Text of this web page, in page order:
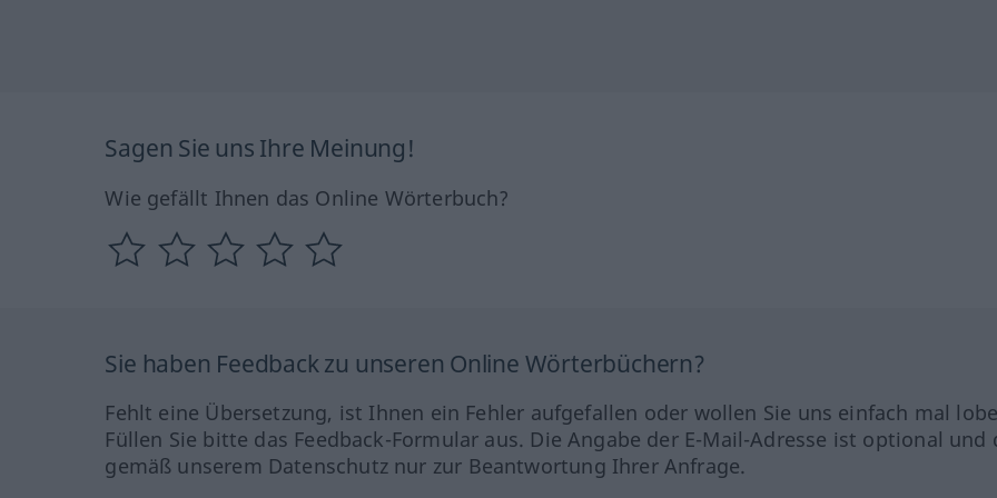
Sagen Sie uns Ihre Meinung!
Wie gefällt Ihnen das Online Wörterbuch?
Sie haben Feedback zu unseren Online Wörterbüchern?
Fehlt eine Übersetzung, ist Ihnen ein Fehler aufgefallen oder wollen Sie uns einfach mal
Füllen Sie bitte das Feedback-Formular aus. Die Angabe der E-Mail-Adresse ist optional und
gemäß unserem Datenschutz nur zur Beantwortung Ihrer Anfrage.